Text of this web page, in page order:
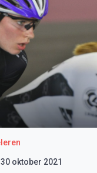
30 oktober 2021